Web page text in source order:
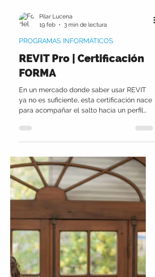
Pilar Lucena
PROGRAMAS INFORMÁTICOS
REVIT Pro | Certificación
FORMA
ya no es suficiente, esta certificación nace
proyectos concretos y oportunidades
laborales.